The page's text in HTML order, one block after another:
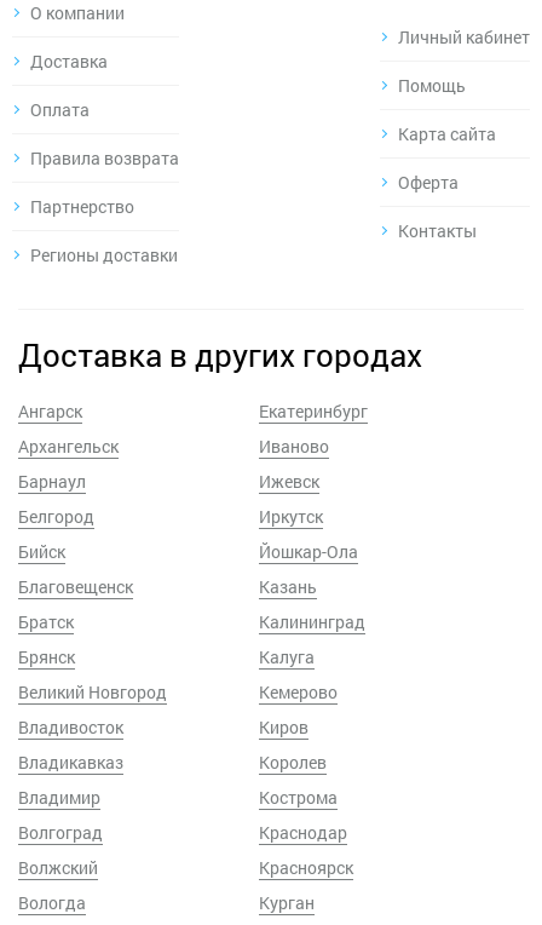
О компании
Доставка
Оплата
Правила возврата
Партнерство
Регионы доставки
Личный кабинет
Помощь
Карта сайта
Оферта
Контакты
Доставка в других городах
Ангарск
Архангельск
Барнаул
Белгород
Бийск
Благовещенск
Братск
Брянск
Великий Новгород
Владивосток
Владикавказ
Владимир
Волгоград
Волжский
Вологда
Екатеринбург
Иваново
Ижевск
Иркутск
Йошкар-Ола
Казань
Калининград
Калуга
Кемерово
Киров
Королев
Кострома
Краснодар
Красноярск
Курган